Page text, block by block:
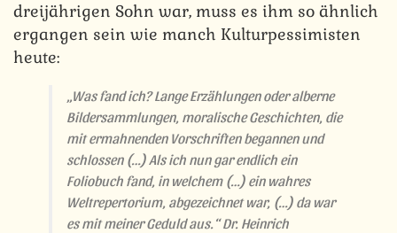
dreijährigen Sohn war, muss es ihm so ähnlich
ergangen sein wie manch Kulturpessimisten
heute:
„Was fand ich? Lange Erzählungen oder alberne
Bildersammlungen, moralische Geschichten, die
mit ermahnenden Vorschriften begannen und
schlossen (…) Als ich nun gar endlich ein
Foliobuch fand, in welchem (…) ein wahres
Weltrepertorium, abgezeichnet war, (…) da war
es mit meiner Geduld aus.“ Dr. Heinrich